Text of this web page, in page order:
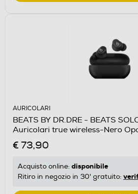
AURICOLARI
BEATS BY DR.DRE - BEATS
Auricolari true wireless-Nero
€ 73,90
Acquisto online: disponibile
Ritiro in negozio in 30' gratuito: